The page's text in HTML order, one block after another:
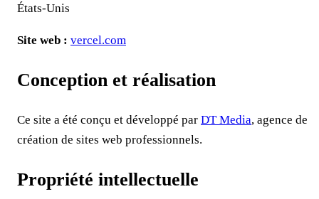
États-Unis
Site web : vercel.com
Conception et réalisation
Ce site a été conçu et développé par DT Media, agence de
création de sites web professionnels.
Propriété intellectuelle